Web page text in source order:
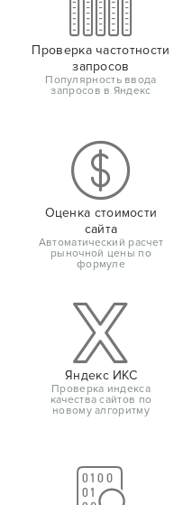
Проверка частотности
запросов
Популярность ввода
запросов в Яндекс
Оценка стоимости
сайта
Автоматический расчет
рыночной цены по
формуле
Яндекс ИКС
Проверка индекса
качества сайтов по
новому алгоритму